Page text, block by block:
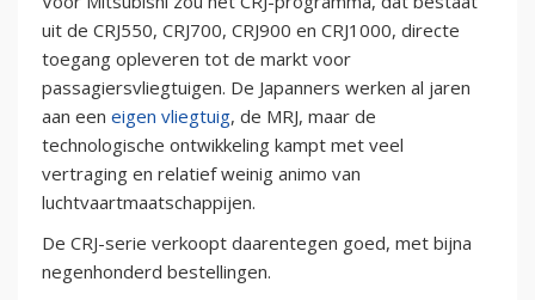
uit de CRJ550, CRJ700, CRJ900 en CRJ1000, directe
toegang opleveren tot de markt voor
passagiersvliegtuigen. De Japanners werken al jaren
aan een eigen vliegtuig, de MRJ, maar de
technologische ontwikkeling kampt met veel
vertraging en relatief weinig animo van
luchtvaartmaatschappijen.
De CRJ-serie verkoopt daarentegen goed, met bijna
negenhonderd bestellingen.